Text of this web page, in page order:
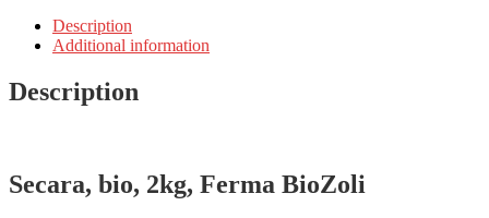
Description
Additional information
Description
Secara, bio, 2kg, Ferma BioZoli